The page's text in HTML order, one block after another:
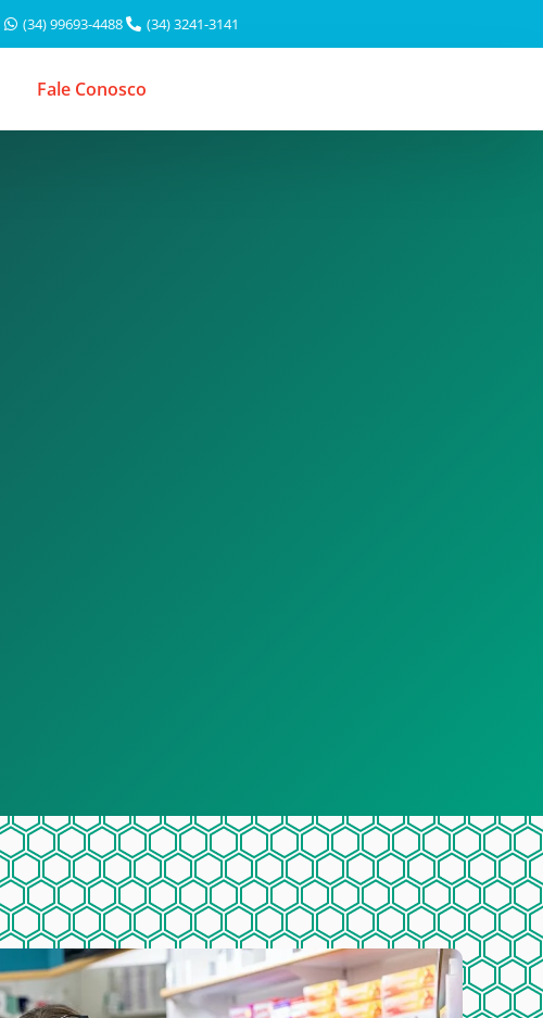
(34) 99693-4488 (34) 3241-3141
Fale Conosco